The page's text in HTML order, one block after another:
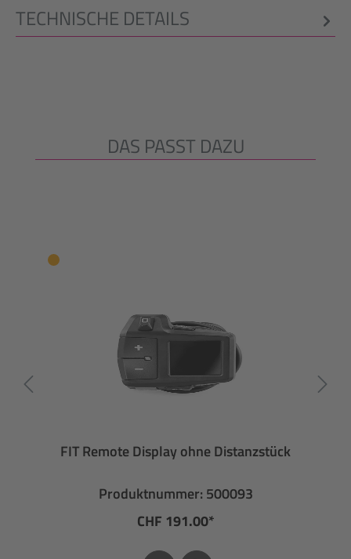
TECHNISCHE DETAILS
Produktgalerie überspringen
DAS PASST DAZU
FIT Remote Display ohne Distanzstück
Produktnummer: 500093
CHF 191.00*